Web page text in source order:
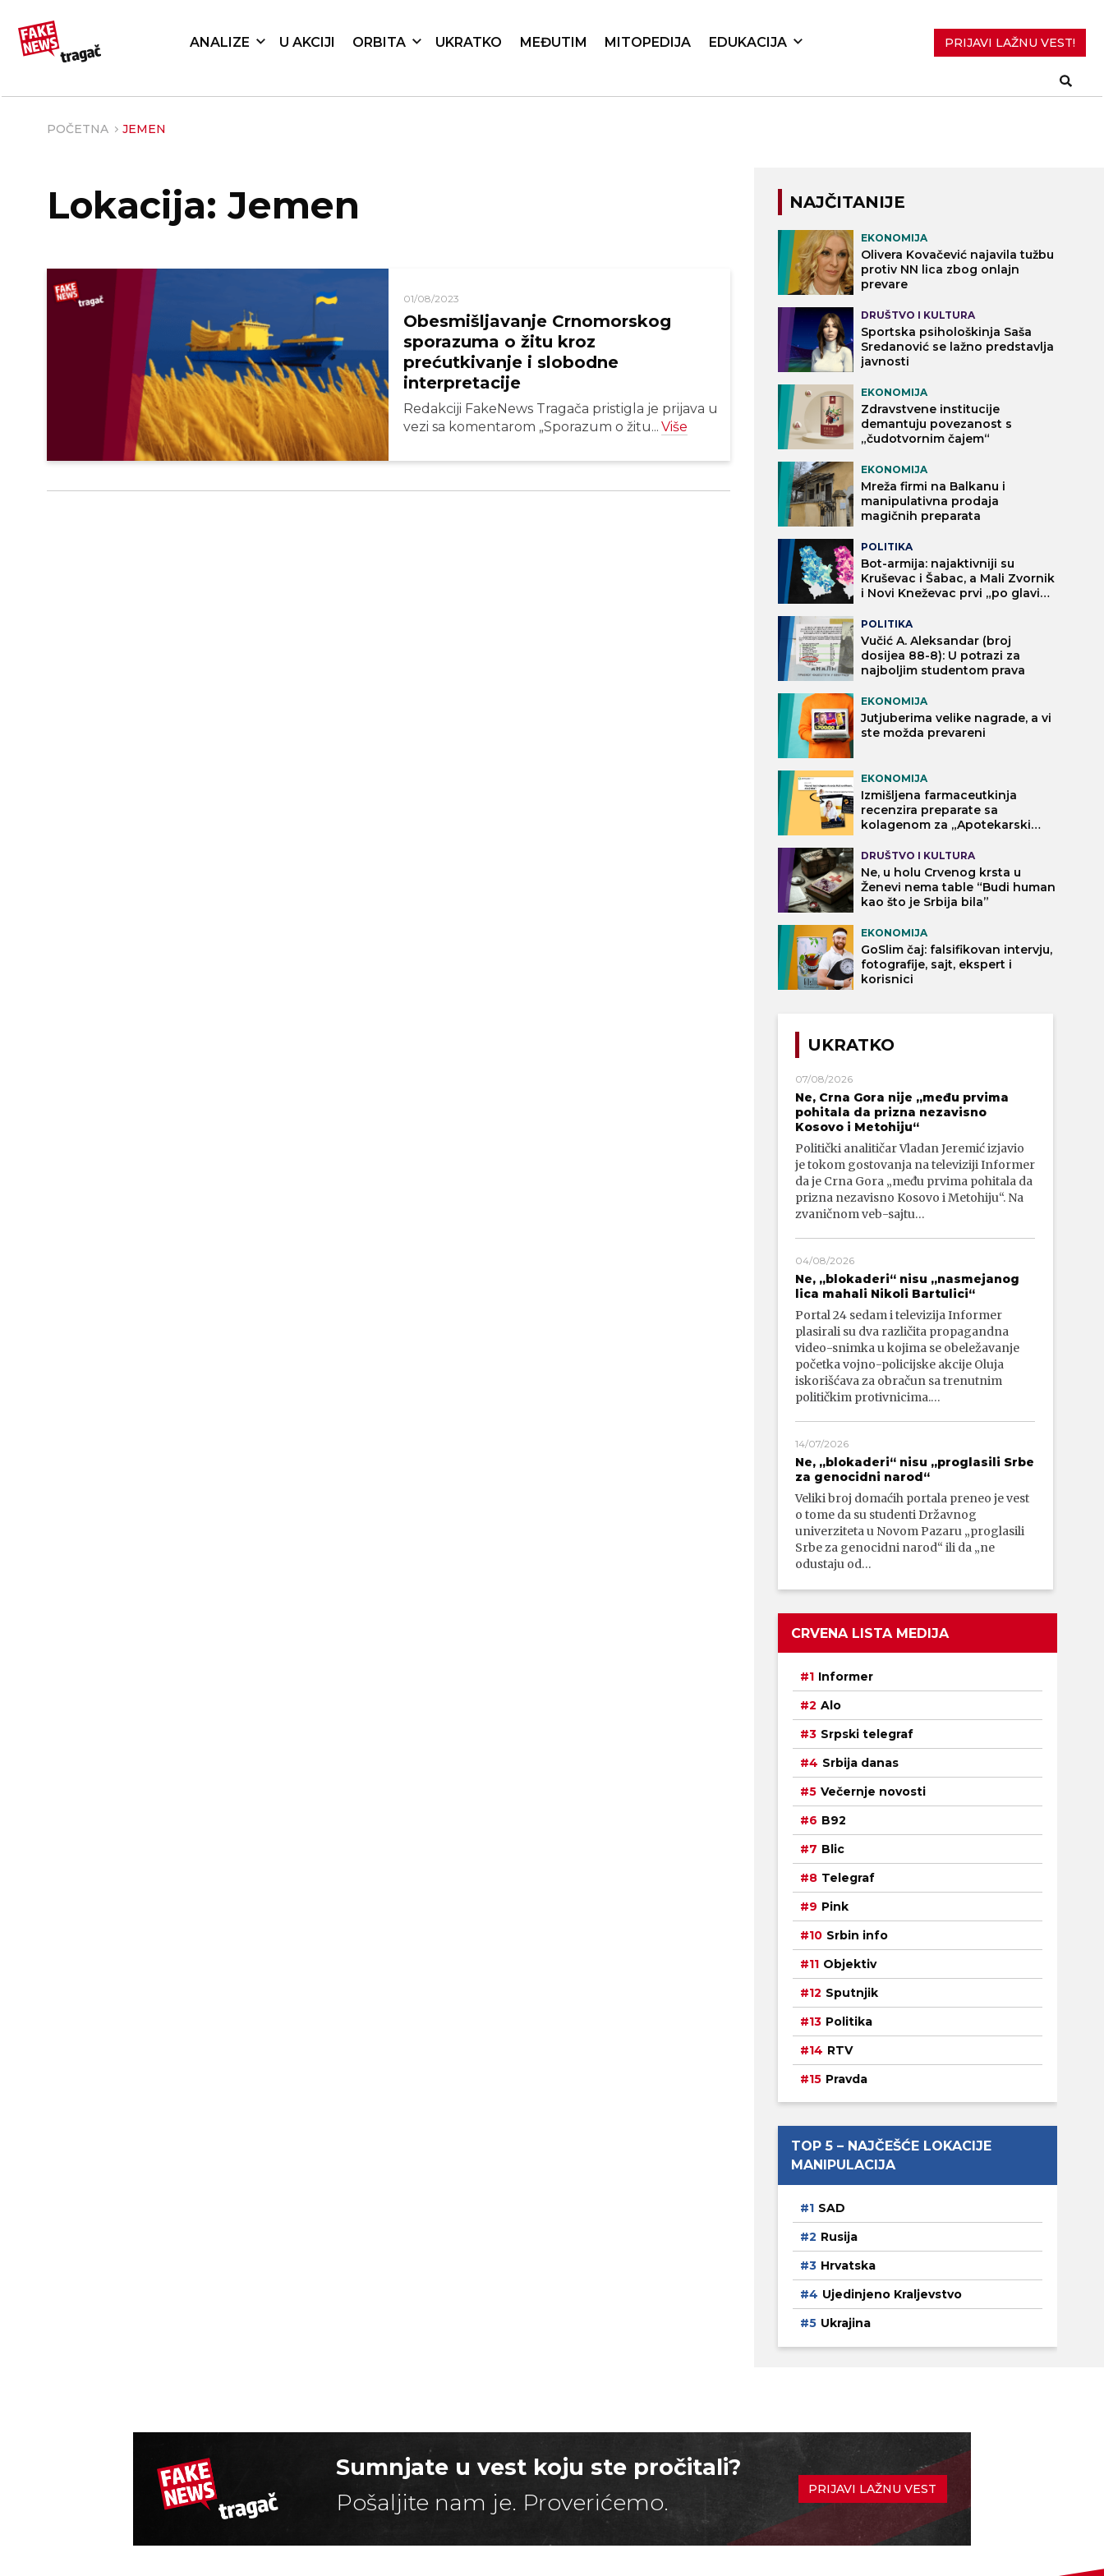
ANALIZE U AKCIJI ORBITA UKRATKO MEĐUTIM MITOPEDIJA EDUKACIJA PRIJAVI LAŽNU VEST!
POČETNA JEMEN
Lokacija: Jemen
01/08/2023
Obesmišljavanje Crnomorskog
sporazuma o žitu kroz
prećutkivanje i slobodne
interpretacije
Redakciji FakeNews Tragača pristigla je prijava u
vezi sa komentarom „Sporazum o žitu... Više
NAJČITANIJE
EKONOMIJA
Olivera Kovačević najavila tužbu
protiv NN lica zbog onlajn
prevare
DRUŠTVO I KULTURA
Sportska psihološkinja Saša
Sredanović se lažno predstavlja
javnosti
EKONOMIJA
Zdravstvene institucije
demantuju povezanost s
„čudotvornim čajem“
EKONOMIJA
Mreža firmi na Balkanu i
manipulativna prodaja
magičnih preparata
POLITIKA
Bot-armija: najaktivniji su
Kruševac i Šabac, a Mali Zvornik
i Novi Kneževac prvi „po glavi
POLITIKA
Vučić A. Aleksandar (broj
dosijea 88-8): U potrazi za
najboljim studentom prava
EKONOMIJA
Jutjuberima velike nagrade, a vi
ste možda prevareni
EKONOMIJA
Izmišljena farmaceutkinja
recenzira preparate sa
kolagenom za „Apotekarski
DRUŠTVO I KULTURA
Ne, u holu Crvenog krsta u
Ženevi nema table “Budi human
kao što je Srbija bila”
EKONOMIJA
GoSlim čaj: falsifikovan intervju,
fotografije, sajt, ekspert i
korisnici
UKRATKO
07/08/2026
Ne, Crna Gora nije „među prvima
pohitala da prizna nezavisno
Kosovo i Metohiju“
Politički analitičar Vladan Jeremić izjavio
je tokom gostovanja na televiziji Informer
da je Crna Gora „među prvima pohitala da
prizna nezavisno Kosovo i Metohiju“. Na
zvaničnom veb-sajtu…
04/08/2026
Ne, „blokaderi“ nisu „nasmejanog
lica mahali Nikoli Bartulici“
Portal 24 sedam i televizija Informer
plasirali su dva različita propagandna
video-snimka u kojima se obeležavanje
početka vojno-policijske akcije Oluja
iskorišćava za obračun sa trenutnim
političkim protivnicima.…
14/07/2026
Ne, „blokaderi“ nisu „proglasili Srbe
za genocidni narod“
Veliki broj domaćih portala preneo je vest
o tome da su studenti Državnog
univerziteta u Novom Pazaru „proglasili
Srbe za genocidni narod“ ili da „ne
odustaju od…
CRVENA LISTA MEDIJA
Informer
Alo
Srpski telegraf
Srbija danas
Večernje novosti
B92
Blic
Telegraf
Pink
Srbin info
Objektiv
Sputnjik
Politika
RTV
Pravda
TOP 5 – NAJČEŠĆE LOKACIJE
MANIPULACIJA
SAD
Rusija
Hrvatska
Ujedinjeno Kraljevstvo
Ukrajina
Sumnjate u vest koju ste pročitali?
Pošaljite nam je. Proverićemo.
PRIJAVI LAŽNU VEST